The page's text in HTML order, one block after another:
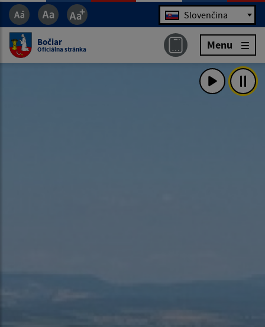
Jazyk Slovenčina
Bočiar
Oficiálna stránka Menu